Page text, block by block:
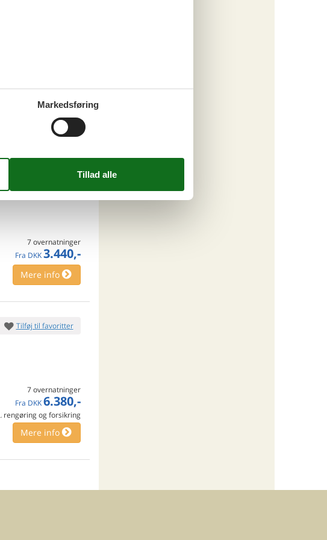
hvilket gør dem
bedre end at
Uanset om du
dit næste
7 overnatninger
Fra DKK 3.440,-
Mere info
Tilføj til favoritter
7 overnatninger
Fra DKK 6.380,-
rengøring og forsikring
Mere info
Markedsføring